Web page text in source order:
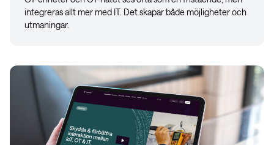
integreras allt mer med IT. Det skapar både möjligheter och
utmaningar.